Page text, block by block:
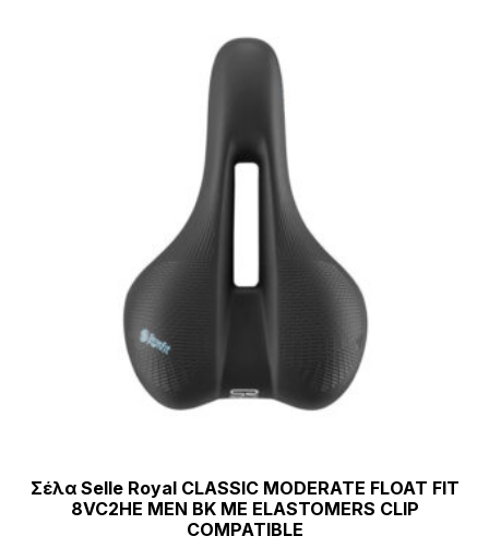
Σέλα Selle Royal CLASSIC MODERATE FLOAT FIT
8VC2HE MEN BK ΜΕ ELASTOMERS CLIP
COMPATIBLE